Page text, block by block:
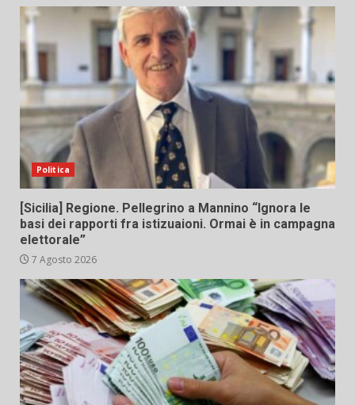
Politica
[Sicilia] Regione. Pellegrino a Mannino “Ignora le
basi dei rapporti fra istizuaioni. Ormai è in campagna
elettorale”
7 Agosto 2026